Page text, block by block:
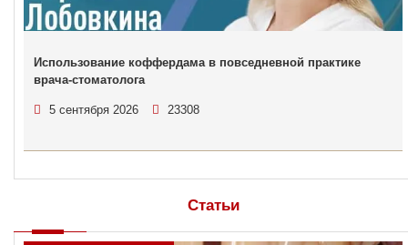
Использование коффердама в повседневной практике
врача-стоматолога
5 сентября 2026 23308
Статьи